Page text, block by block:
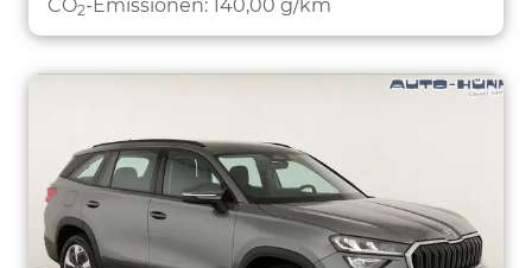
CO2-Emissionen: 140,00 g/km